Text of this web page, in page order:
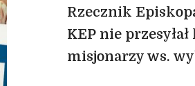
Rzecznik
KEP nie
misjonarzy ws.